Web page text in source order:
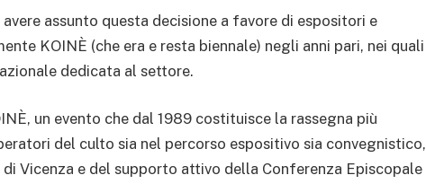
assunto questa decisione a favore di espositori e
KOINÈ (che era e resta biennale) negli anni pari, nei quali
dedicata al settore.
un evento che dal 1989 costituisce la rassegna più
del culto sia nel percorso espositivo sia convegnistico,
Vicenza e del supporto attivo della Conferenza Episcopale